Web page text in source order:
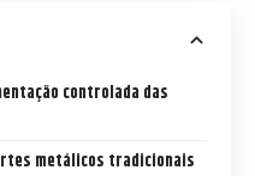
controlada das
metálicos tradicionais